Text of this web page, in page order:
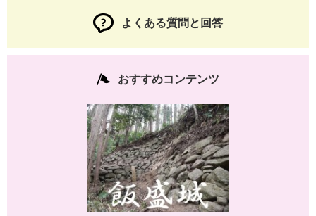
よくある質問と回答
おすすめコンテンツ